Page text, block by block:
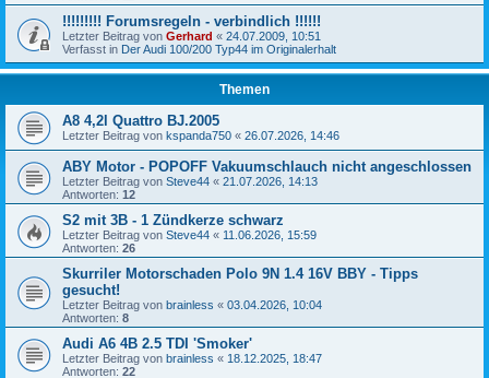
!!!!!!!!! Forumsregeln - verbindlich !!!!!!
Letzter Beitrag von Gerhard « 24.07.2009, 10:51
Verfasst in Der Audi 100/200 Typ44 im Originalerhalt
Themen
A8 4,2l Quattro BJ.2005
Letzter Beitrag von kspanda750 « 26.07.2026, 14:46
ABY Motor - POPOFF Vakuumschlauch nicht angeschlossen
Letzter Beitrag von Steve44 « 21.07.2026, 14:13
Antworten: 12
S2 mit 3B - 1 Zündkerze schwarz
Letzter Beitrag von Steve44 « 11.06.2026, 15:59
Antworten: 26
Skurriler Motorschaden Polo 9N 1.4 16V BBY - Tipps
gesucht!
Letzter Beitrag von brainless « 03.04.2026, 10:04
Antworten: 8
Audi A6 4B 2.5 TDI 'Smoker'
Letzter Beitrag von brainless « 18.12.2025, 18:47
Antworten: 22